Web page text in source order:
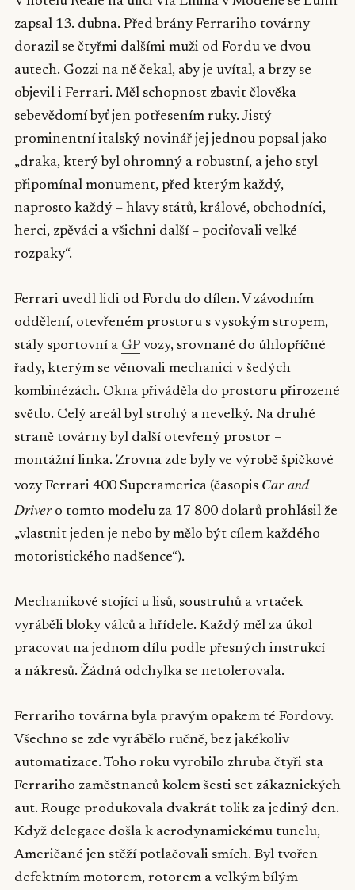
zapsal 13. dubna. Před brány Ferrariho továrny
dorazil se čtyřmi dalšími muži od Fordu ve dvou
autech. Gozzi na ně čekal, aby je uvítal, a brzy se
objevil i Ferrari. Měl schopnost zbavit člověka
sebevědomí byť jen potřesením ruky. Jistý
prominentní italský novinář jej jednou popsal jako
„draka, který byl ohromný a robustní, a jeho styl
připomínal monument, před kterým každý,
naprosto každý – hlavy států, králové, obchodníci,
herci, zpěváci a všichni další – pociťovali velké
rozpaky“.
Ferrari uvedl lidi od Fordu do dílen. V závodním
oddělení, otevřeném prostoru s vysokým stropem,
stály sportovní a GP vozy, srovnané do úhlopříčné
řady, kterým se věnovali mechanici v šedých
kombinézách. Okna přiváděla do prostoru přirozené
světlo. Celý areál byl strohý a nevelký. Na druhé
straně továrny byl další otevřený prostor –
montážní linka. Zrovna zde byly ve výrobě špičkové
vozy Ferrari 400 Superamerica (časopis Car and
Drivero tomto modelu za 17 800 dolarů prohlásil že
„vlastnit jeden je nebo by mělo být cílem každého
motoristického nadšence“).
Mechanikové stojící u lisů, soustruhů a vrtaček
vyráběli bloky válců a hřídele. Každý měl za úkol
pracovat na jednom dílu podle přesných instrukcí
a nákresů. Žádná odchylka se netolerovala.
Ferrariho továrna byla pravým opakem té Fordovy.
Všechno se zde vyrábělo ručně, bez jakékoliv
automatizace. Toho roku vyrobilo zhruba čtyři sta
Ferrariho zaměstnanců kolem šesti set zákaznických
aut. Rouge produkovala dvakrát tolik za jediný den.
Když delegace došla k aerodynamickému tunelu,
Američané jen stěží potlačovali smích. Byl tvořen
defektním motorem, rotorem a velkým bílým